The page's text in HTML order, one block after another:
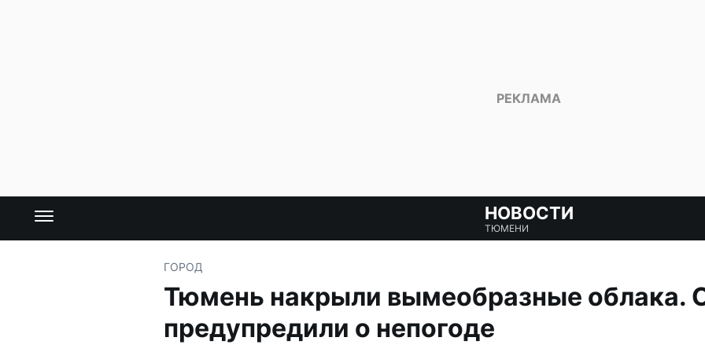
НОВОСТИ
ТЮМЕНИ
ГОРОД
Тюмень накрыли вымеобразные облака.
предупредили о непогоде